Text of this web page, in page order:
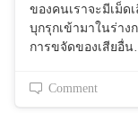
ของคนเราจะมีเม็
บุกรุกเข้ามาในร่าง
การขจัดของเสียอื่น
Comment